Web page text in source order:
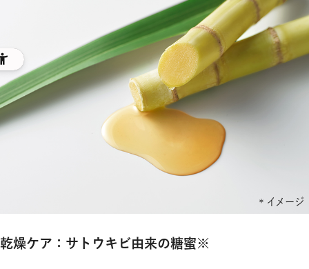
乾燥ケア：サトウキビ由来の糖蜜※